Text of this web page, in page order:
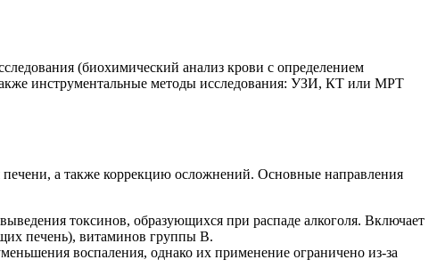
(биохимический анализ крови с определением
инструментальные методы исследования: УЗИ, КТ или МРТ
а также коррекцию осложнений. Основные направления
токсинов, образующихся при распаде алкоголя. Включает
печень), витаминов группы B.
воспаления, однако их применение ограничено из-за